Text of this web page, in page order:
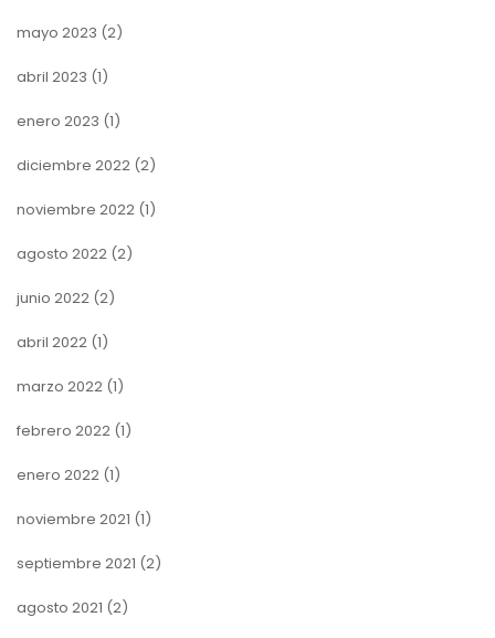
mayo 2023 (2)
abril 2023 (1)
enero 2023 (1)
diciembre 2022 (2)
noviembre 2022 (1)
agosto 2022 (2)
junio 2022 (2)
abril 2022 (1)
marzo 2022 (1)
febrero 2022 (1)
enero 2022 (1)
noviembre 2021 (1)
septiembre 2021 (2)
agosto 2021 (2)